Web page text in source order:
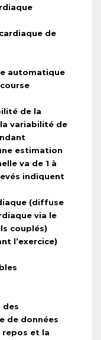
de
automatique
de la
variabilité de
estimation
va de 1 à
indiquent
(diffuse
via le
couplés)
l’exercice)
des
de données
repos et la